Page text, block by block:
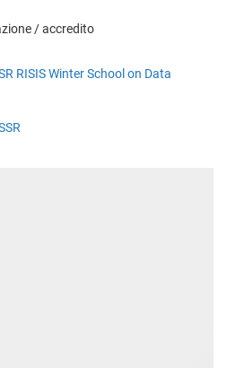
/ accredito
RISIS Winter School on Data